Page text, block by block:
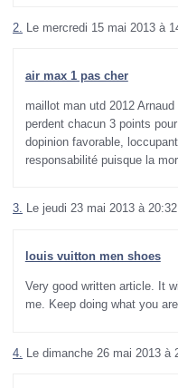
2. Le mercredi 15 mai 2013 à
air max 1 pas cher
maillot man utd 2012
perdent chacun 3 points
dopinion favorable,
responsabilité puisque la
3. Le jeudi 23 mai 2013 à
louis vuitton men shoes
Very good written article. It
me. Keep doing what you
4. Le dimanche 26 mai 2013 à